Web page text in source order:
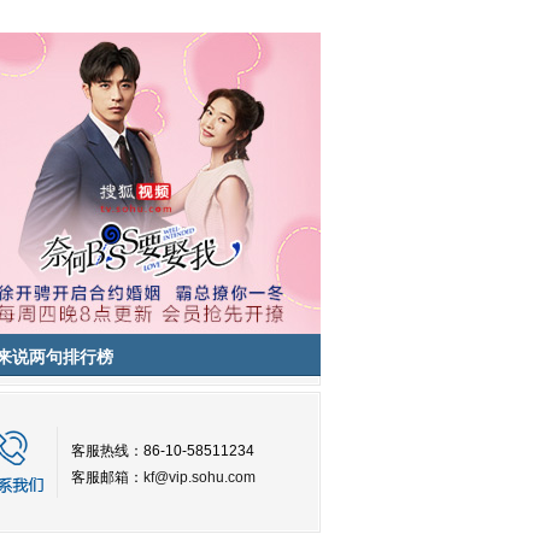
说两句排行榜
客服热线：86-10-58511234
客服邮箱： kf@vip.sohu.com